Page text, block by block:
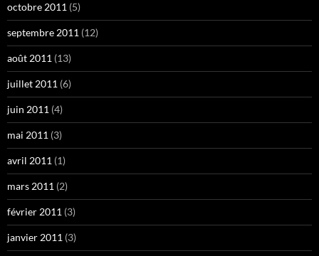
octobre 2011 (5)
septembre 2011 (12)
août 2011 (13)
juillet 2011 (6)
juin 2011 (4)
mai 2011 (3)
avril 2011 (1)
mars 2011 (2)
février 2011 (3)
janvier 2011 (3)